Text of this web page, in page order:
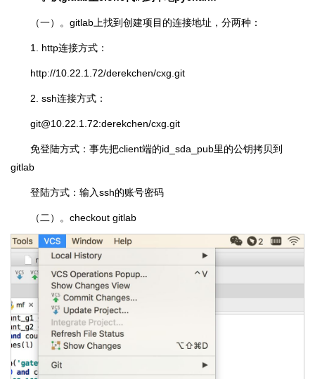
（一）。gitlab上找到创建项目的连接地址，分两种：
1. http连接方式：
http://10.22.1.72/derekchen/cxg.git
2. ssh连接方式：
git@10.22.1.72:derekchen/cxg.git
免登陆方式：事先把client端的id_sda_pub里的公钥拷贝到
gitlab
登陆方式：输入ssh的账号密码
（二）。checkout gitlab